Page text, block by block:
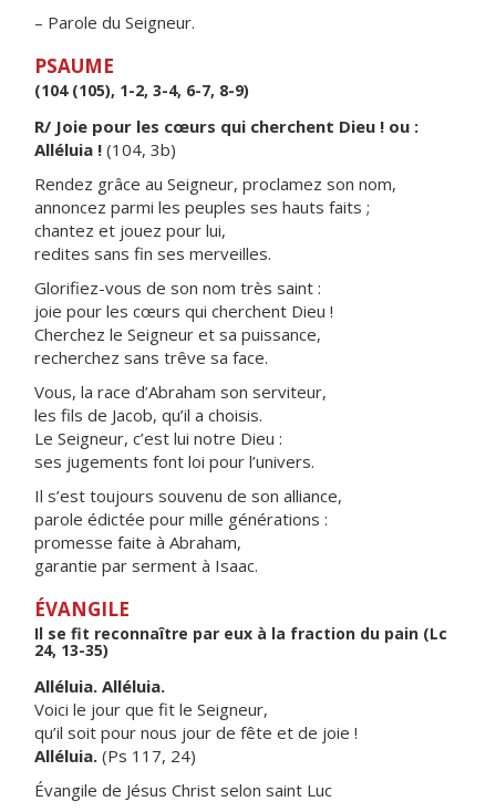
– Parole du Seigneur.
PSAUME
(104 (105), 1-2, 3-4, 6-7, 8-9)
R/ Joie pour les cœurs qui cherchent Dieu ! ou :
Alléluia ! (104, 3b)
Rendez grâce au Seigneur, proclamez son nom,
annoncez parmi les peuples ses hauts faits ;
chantez et jouez pour lui,
redites sans fin ses merveilles.
Glorifiez-vous de son nom très saint :
joie pour les cœurs qui cherchent Dieu !
Cherchez le Seigneur et sa puissance,
recherchez sans trêve sa face.
Vous, la race d’Abraham son serviteur,
les fils de Jacob, qu’il a choisis.
Le Seigneur, c’est lui notre Dieu :
ses jugements font loi pour l’univers.
Il s’est toujours souvenu de son alliance,
parole édictée pour mille générations :
promesse faite à Abraham,
garantie par serment à Isaac.
ÉVANGILE
Il se fit reconnaître par eux à la fraction du pain (Lc
24, 13-35)
Alléluia. Alléluia.
Voici le jour que fit le Seigneur,
qu’il soit pour nous jour de fête et de joie !
Alléluia. (Ps 117, 24)
Évangile de Jésus Christ selon saint Luc